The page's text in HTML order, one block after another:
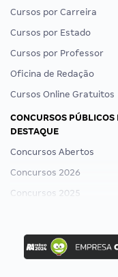
Cursos por Carreira
Cursos por Estado
Cursos por Professor
Oficina de Redação
Cursos Online Gratuitos
CONCURSOS PÚBLICOS
DESTAQUE
Concursos Abertos
Concursos 2026
Concursos 2025
Concurso Ibama
Concurso MPU